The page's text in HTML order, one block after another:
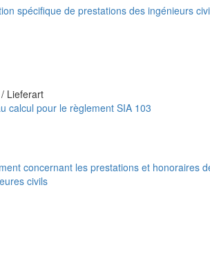
spécifique de prestations des ingénieurs
Lieferart
calcul pour le règlement SIA 103
concernant les prestations et honoraires
civils